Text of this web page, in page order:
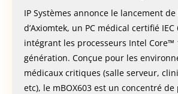
IP Systèmes annonce le lancement de
d’Axiomtek, un PC médical certifié IEC
intégrant les processeurs Intel Core™
génération. Conçue pour les
médicaux critiques (salle serveur,
etc), le mBOX603 est un concentré